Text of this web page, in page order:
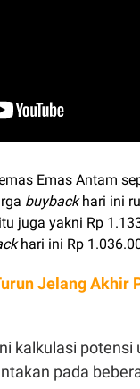
Emas Antam
buybackhari ini
juga yakni Rp
hari ini Rp
Jelang Akhir
kalkulasi
pada